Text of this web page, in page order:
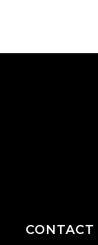
CONTACT